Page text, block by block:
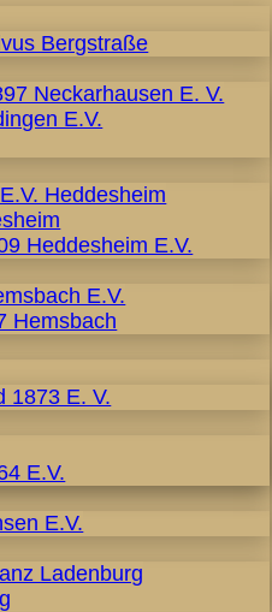
Bergstraße
Neckarhausen E. V.
E.V.
Heddesheim
Heddesheim E.V.
E.V.
Hemsbach
1873 E. V.
E.V.
E.V.
Ladenburg